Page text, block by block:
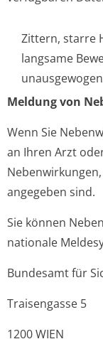
Zittern, starre
langsame
Meldung von
Wenn Sie
an Ihren Arzt
angegeben sind.
Sie können
nationale
Bundesamt für
Traisengasse 5
1200 WIEN